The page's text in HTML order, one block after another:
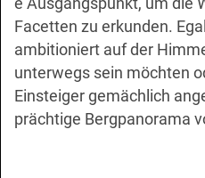
Facetten zu erkunden.
ambitioniert auf der
unterwegs sein möchten
Einsteiger gemächlich
prächtige Bergpanorama